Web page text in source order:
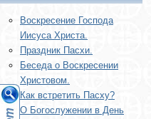
Воскреcение Господа
Иисуса Христа.
Праздник Пасхи.
Беседа о Воскресении
Христовом.
Как встретить Пасху?
О Богослужении в День